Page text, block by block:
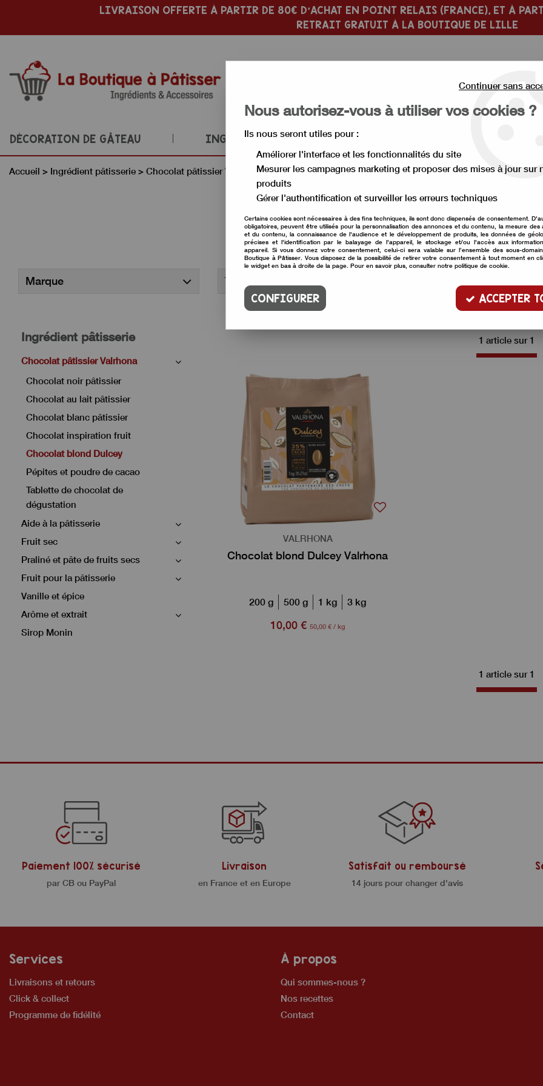
LIVRAISON OFFERTE À PARTIR DE 80€ D'ACHAT EN POINT RELAIS (FRANCE), ET À
RETRAIT GRATUIT À LA BOUTIQUE DE LILLE
DÉCORATION DE GÂTEAU INGRÉDIENT PÂTISSERIE
Accueil > Ingrédient pâtisserie > Chocolat pâtissier Valrhona >Chocolat blond Dulcey
Chocolat blond Dulcey
Marque Trier par
Ingrédient pâtisserie
Chocolat pâtissier Valrhona
Chocolat noir pâtissier
Chocolat au lait pâtissier
Chocolat blanc pâtissier
Chocolat inspiration fruit
Chocolat blond Dulcey
Pépites et poudre de cacao
Tablette de chocolat de
dégustation
Aide à la pâtisserie
Fruit sec
Praliné et pâte de fruits secs
Fruit pour la pâtisserie
Vanille et épice
Arôme et extrait
Sirop Monin
1 article sur 1
VALRHONA
Chocolat blond Dulcey Valrhona
200 g 500 g 1 kg 3 kg
10,00 € 50,00 € / kg
1 article sur 1
Paiement 100% sécurisé
par CB ou PayPal
Livraison
en France et en Europe
Satisfait ou remboursé
14 jours pour changer d'avis
Services
Livraisons et retours
Click & collect
Programme de fidélité
À propos
Qui sommes-nous ?
Nos recettes
Contact
Continuer sans
Nous autorisez-vous à utiliser vos cookies ?
Ils nous seront utiles pour :
Améliorer l'interface et les fonctionnalités du site
Mesurer les campagnes marketing et proposer des mises à jour sur
produits
Gérer l'authentification et surveiller les erreurs techniques
Certains cookies sont nécessaires à des fins techniques, ils sont donc dispensés de consentement.
obligatoires, peuvent être utilisés pour la personnalisation des annonces et du contenu, la mesure des
et du contenu, la connaissance de l'audience et le développement de produits, les données de
précises et l'identification par le balayage de l'appareil, le stockage et/ou l'accès aux
appareil. Si vous donnez votre consentement, celui-ci sera valable sur l’ensemble des sous-
Boutique à Pâtisser. Vous disposez de la possibilité de retirer votre consentement à tout moment en
le widget en bas à droite de la page. Pour en savoir plus, consulter notre politique de cookie.
CONFIGURER ACCEPTER